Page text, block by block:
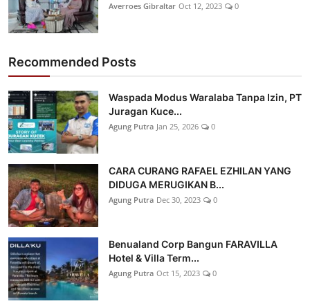
Averroes Gibraltar Oct 12, 2023 0
Recommended Posts
Waspada Modus Waralaba Tanpa Izin, PT
Juragan Kuce...
Agung Putra Jan 25, 2026 0
CARA CURANG RAFAEL EZHILAN YANG
DIDUGA MERUGIKAN B...
Agung Putra Dec 30, 2023 0
Benualand Corp Bangun FARAVILLA
Hotel & Villa Term...
Agung Putra Oct 15, 2023 0